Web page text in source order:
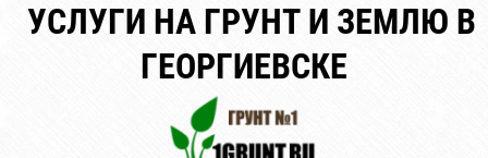
УСЛУГИ НА ГРУНТ И ЗЕМЛЮ В
ГЕОРГИЕВСКЕ